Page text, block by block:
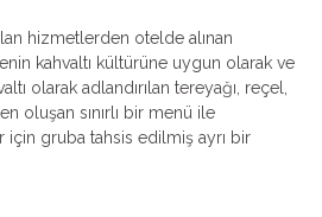
hizmetlerden otelde alınan
kahvaltı kültürüne uygun olarak ve
olarak adlandırılan tereyağı, reçel,
oluşan sınırlı bir menü ile
gruba tahsis edilmiş ayrı bir